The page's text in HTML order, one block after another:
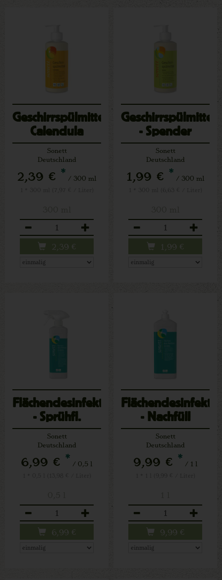
Geschirrspülmittel
Calendula
Sonett
Deutschland
2,39 € * / 300 ml
2,39 €
Geschirrspülmittel
- Spender
Sonett
Deutschland
1,99 € * / 300 ml
1,99 €
Flächendesinfektion
- Sprühfl.
Sonett
Deutschland
6,99 € * / 0,5 l
6,99 €
- Nachfüll
Sonett
Deutschland
9,99 € * / 1 l
9,99 €